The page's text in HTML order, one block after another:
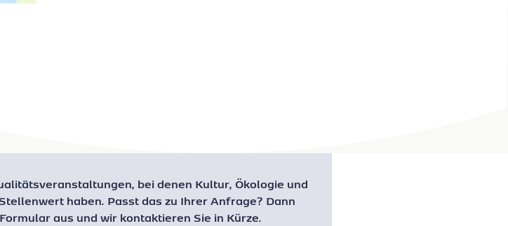
bei denen Kultur, Ökologie und
haben. Passt das zu Ihrer Anfrage? Dann
aus und wir kontaktieren Sie in Kürze.